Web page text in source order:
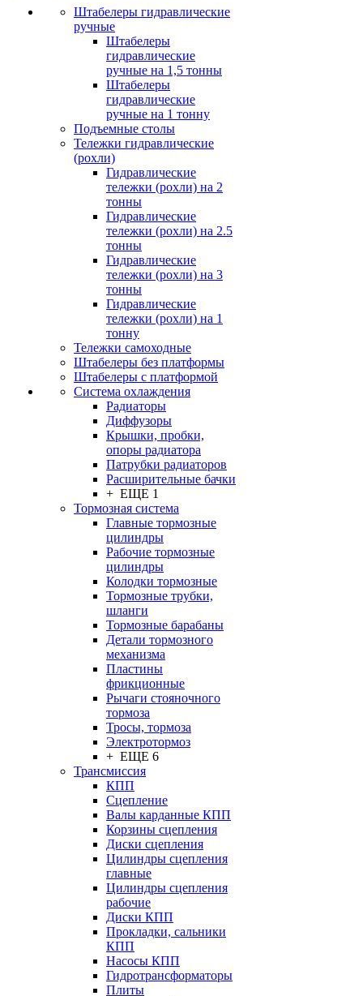
Штабелеры гидравлические
ручные
Штабелеры
гидравлические
ручные на 1,5 тонны
Штабелеры
гидравлические
ручные на 1 тонну
Подъемные столы
Тележки гидравлические
(рохли)
Гидравлические
тележки (рохли) на 2
тонны
Гидравлические
тележки (рохли) на 2.5
тонны
Гидравлические
тележки (рохли) на 3
тонны
Гидравлические
тележки (рохли) на 1
тонну
Тележки самоходные
Штабелеры без платформы
Штабелеры с платформой
Система охлаждения
Радиаторы
Диффузоры
Крышки, пробки,
опоры радиатора
Патрубки радиаторов
Расширительные бачки
+ ЕЩЕ 1
Тормозная система
Главные тормозные
цилиндры
Рабочие тормозные
цилиндры
Колодки тормозные
Тормозные трубки,
шланги
Тормозные барабаны
Детали тормозного
механизма
Пластины
фрикционные
Рычаги стояночного
тормоза
Тросы, тормоза
Электротормоз
+ ЕЩЕ 6
Трансмиссия
КПП
Сцепление
Валы карданные КПП
Корзины сцепления
Диски сцепления
Цилиндры сцепления
главные
Цилиндры сцепления
рабочие
Диски КПП
Прокладки, сальники
КПП
Насосы КПП
Гидротрансформаторы
Плиты